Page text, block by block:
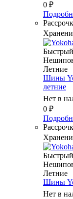
0 ₽
Летние
Шины
летние
Нет в
0 ₽
Летние
Шины
Нет в